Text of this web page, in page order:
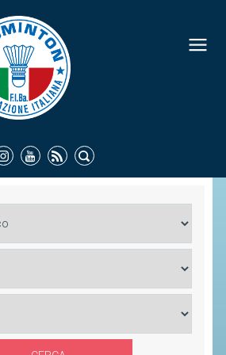
FEDERAZIONE
IDENTITÀ
COMMISSIONI FEDERALI
ORGANI TERRITORIALI
SOCIETÀ SPORTIVE
TUTELA DELLA SALUTE -
COMUNICAZIONE E MARKETING